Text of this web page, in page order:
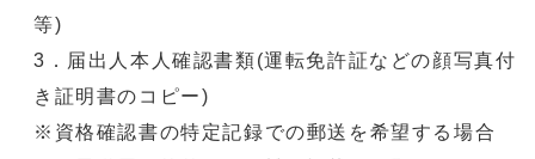
等)
3．届出人本人確認書類(運転免許証などの顔写真付
き証明書のコピー)
※資格確認書の特定記録での郵送を希望する場合